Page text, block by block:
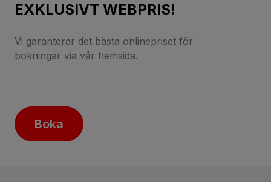
EXKLUSIVT WEBPRIS!
Vi garanterar det bästa onlinepriset för
bokningar via vår hemsida.
Boka